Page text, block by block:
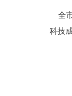
全市
科技